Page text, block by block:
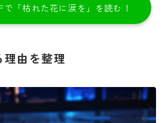
「枯れた花に涙を」を読む！
由を整理